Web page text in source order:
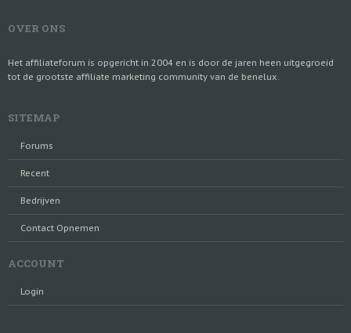
OVER ONS
Het affiliateforum is opgericht in 2004 en is door de jaren heen uitgegroeid
tot de grootste affiliate marketing community van de benelux.
SITEMAP
Forums
Recent
Bedrijven
Contact Opnemen
ACCOUNT
Login